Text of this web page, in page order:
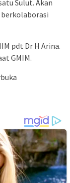
Sulut. Akan
pdt Dr H Arina.
GMIM.